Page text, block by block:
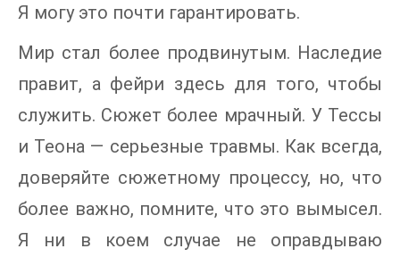
Я могу это почти гарантировать.
Мир стал более продвинутым. Наследие
правит, а фейри здесь для того, чтобы
служить. Сюжет более мрачный. У Тессы
и Теона — серьезные травмы. Как всегда,
доверяйте сюжетному процессу, но, что
более важно, помните, что это вымысел.
Я ни в коем случае не оправдываю